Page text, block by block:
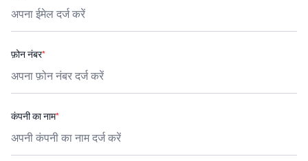
फ़ोन नंबर*
कंपनी का नाम*